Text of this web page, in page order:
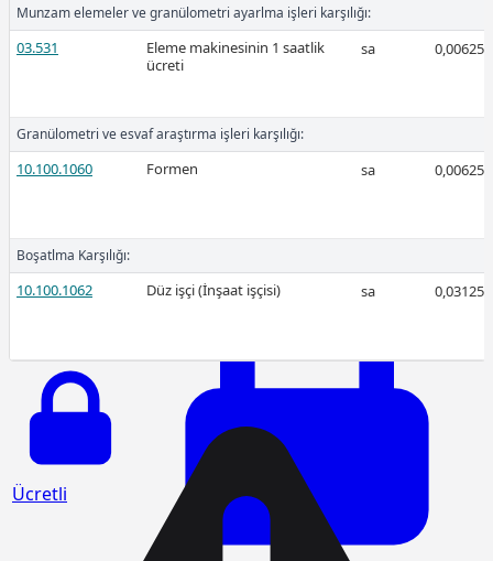
Ücretli
Munzam elemeler ve granülometri ayarlma işleri karşılığı:
03.531
Eleme makinesinin 1 saatlik
ücreti
sa 0,00625
Granülometri ve esvaf araştırma işleri karşılığı:
10.100.1060 Formen sa 0,00625
Boşatlma Karşılığı:
10.100.1062 Düz işçi (İnşaat işçisi) sa 0,03125